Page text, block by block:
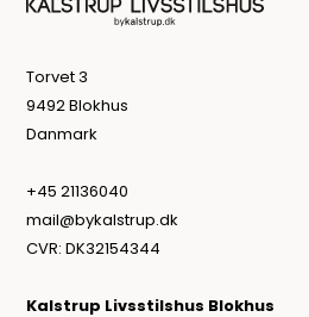
Torvet 3
9492 Blokhus
Danmark
+45 21136040
mail@bykalstrup.dk
CVR: DK32154344
Kalstrup Livsstilshus Blokhus